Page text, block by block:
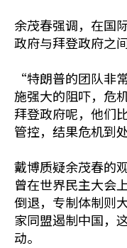
余茂春强调，在国
政府与拜登政府之
“特朗普的团队非
施强大的阻吓，危
拜登政府呢，他们
管控，结果危机到
戴博质疑余茂春的
曾在世界民主大会
倒退，专制体制则
家同盟遏制中国，
动。